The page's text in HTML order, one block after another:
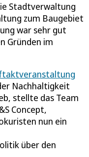
Stadtverwaltung
zum Baugebiet
war sehr gut
Gründen im
Nachhaltigkeit
stellte das Team
Concept,
nun ein
über den